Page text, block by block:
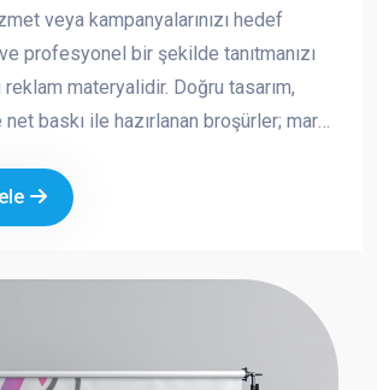
veya kampanyalarınızı hedef
profesyonel bir şekilde tanıtmanızı
reklam materyalidir. Doğru tasarım,
baskı ile hazırlanan broşürler; marka
kurumsal
dağıtımı gibi birçok alanda tercih edilen